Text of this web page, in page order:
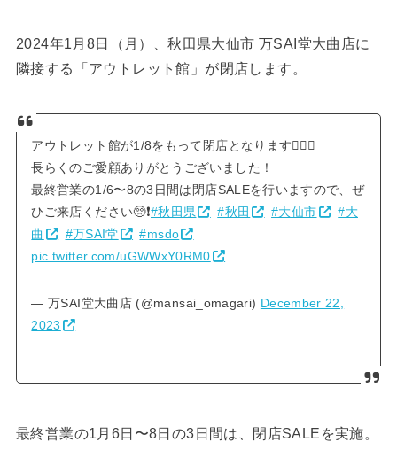
2024年1月8日（月）、秋田県大仙市 万SAI堂大曲店に
隣接する「アウトレット館」が閉店します。
アウトレット館が1/8をもって閉店となります🙇🏼‍♀️
長らくのご愛顧ありがとうございました！
最終営業の1/6〜8の3日間は閉店SALEを行いますので、ぜ
ひご来店ください🥺❗#秋田県 #秋田 #大仙市
#大
曲
#万SAI堂
#msdo
pic.twitter.com/uGWWxY0RM0
— 万SAI堂大曲店 (@mansai_omagari) December 22,
2023
最終営業の1月6日〜8日の3日間は、閉店SALEを実施。